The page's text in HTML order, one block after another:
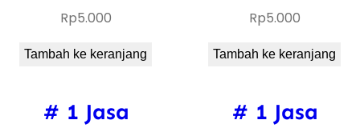
Rp5.000
Tambah ke keranjang
Rp5.000
Tambah ke keranjang
# 1 Jasa
# 1 Jasa